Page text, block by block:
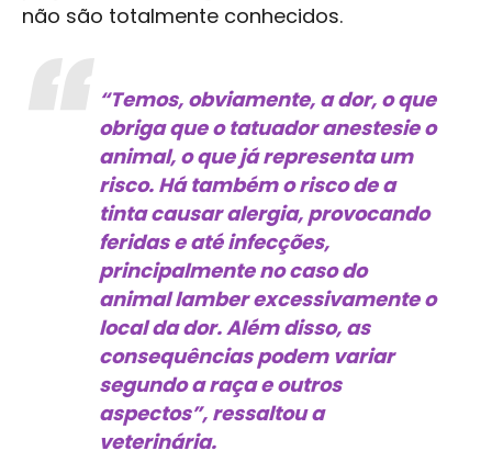
não são totalmente conhecidos.
“Temos, obviamente, a dor, o que
obriga que o tatuador anestesie o
animal, o que já representa um
risco. Há também o risco de a
tinta causar alergia, provocando
feridas e até infecções,
principalmente no caso do
animal lamber excessivamente o
local da dor. Além disso, as
consequências podem variar
segundo a raça e outros
aspectos”, ressaltou a
veterinária.